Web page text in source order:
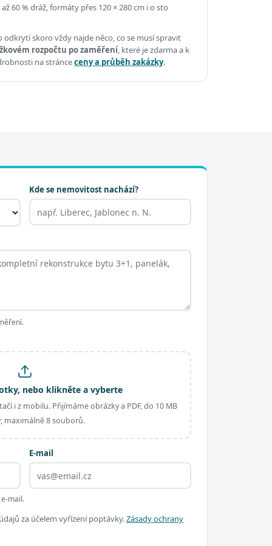
60 % dráž, formáty přes 120 × 280 cm i o sto
skoro vždy najde něco, co se musí spravit
rozpočtu po zaměření, které je zdarma a k
na stránceceny a průběh zakázky.
Kde se nemovitost nachází?
nebo klikněte a vyberte
i z mobilu. Přijímáme obrázky a PDF, do 10 MB
maximálně 8 souborů.
E-mail
mail.
za účelem vyřízení poptávky.Zásady ochrany